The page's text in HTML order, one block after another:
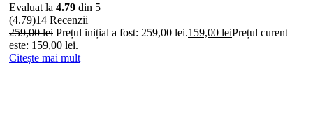
Evaluat la 4.79 din 5
(4.79)14 Recenzii
259,00lei Prețul inițial a fost: 259,00 lei.159,00 leiPrețul curent
este: 159,00 lei.
Citește mai mult